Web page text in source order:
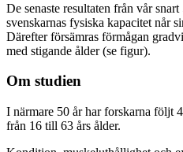
De senaste resultaten från vår
svenskarnas fysiska kapacitet når
Därefter försämras förmågan
med stigande ålder (se figur).
Om studien
I närmare 50 år har forskarna följt
från 16 till 63 års ålder.